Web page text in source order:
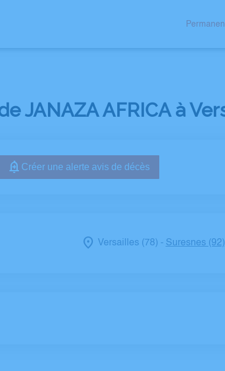
JANAZA AFRICA à
Créer une alerte avis de décès
Versailles (78) - Suresnes (92)